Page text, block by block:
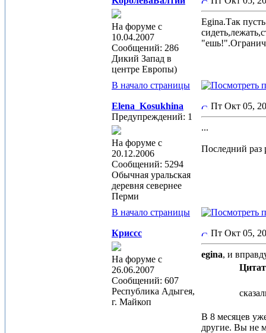
На форуме с
10.04.2007
Сообщений: 286
Дикий Запад в
центре Европы)
Egina.Так
В начало страницы
Elena_Kosukhina
Предупреждений: 1
На форуме с
20.12.2006
Сообщений: 5294
Обычная уральская
деревня севернее
Перми
Пт Окт 05,
...
Последний раз
В начало страницы
Криссс
На форуме с
26.06.2007
Сообщений: 607
Республика Адыгея,
г. Майкоп
Пт Окт 05,
egina, и
В 8 месяцев
другие. Вы не